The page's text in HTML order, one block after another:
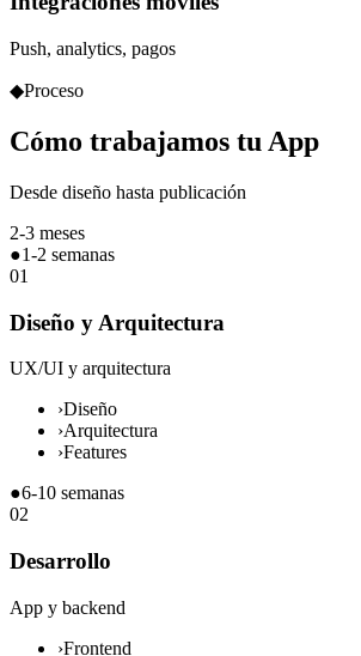
Push, analytics, pagos
◆Proceso
Cómo trabajamos tu App
Desde diseño hasta publicación
2-3 meses
●1-2 semanas
01
Diseño y Arquitectura
UX/UI y arquitectura
›Diseño
›Arquitectura
›Features
●6-10 semanas
02
Desarrollo
App y backend
›Frontend